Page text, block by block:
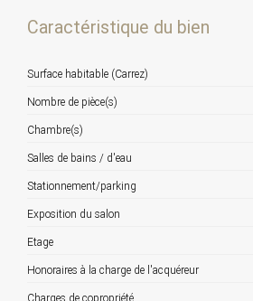
Caractéristique du bien
Surface habitable (Carrez)
Nombre de pièce(s)
Chambre(s)
Salles de bains / d'eau
Stationnement/parking
Exposition du salon
Etage
Honoraires à la charge de l'acquéreur
Charges de copropriété